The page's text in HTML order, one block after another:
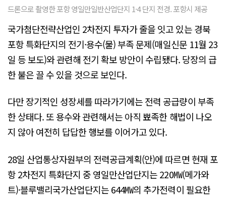
드론으로 촬영한 포항 영일만일반산업단지 1·4 단지 전경. 포항시 제공
국가첨단전략산업인 2차전지 투자가 줄을 잇고 있는 경북
포항 특화단지의 전기·용수(물) 부족 문제(매일신문 11월 23
일 등 보도)와 관련해 전기 확보 방안이 수립됐다. 당장의 급
한 불은 끌 수 있을 것으로 보인다.
다만 장기적인 성장세를 따라가기에는 전력 공급량이 부족
한 상태다. 또 용수와 관련해서는 아직 뾰족한 해법이 나오
지 않아 여전히 답답한 행보를 이어가고 있다.
28일 산업통상자원부의 전력공급계획(안)에 따르면 현재 포
항 2차전지 특화단지 중 영일만산업단지는 220㎿(메가와
트)·블루밸리국가산업단지는 644㎿의 추가전력이 필요한